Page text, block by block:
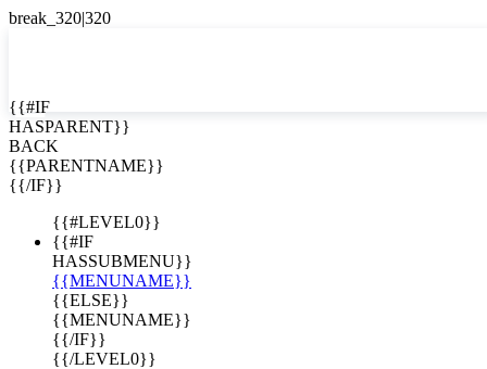

EN
ES
{{#IF
HASPARENT}}
BACK
{{PARENTNAME}}
{{/IF}}
{{#LEVEL0}}
{{#IF
HASSUBMENU}}
{{MENUNAME}}
{{ELSE}}
{{MENUNAME}}
{{/IF}}
{{/LEVEL0}}